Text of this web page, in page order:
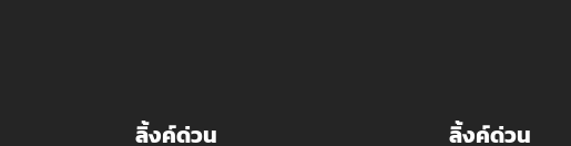
ลิ้งค์ด่วน ลิ้งค์ด่วน